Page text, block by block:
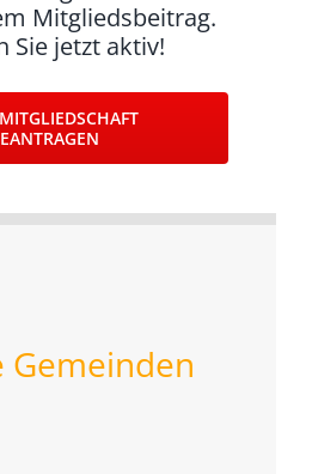
Mitgliedsbeitrag.
Sie jetzt aktiv!
Gemeinden